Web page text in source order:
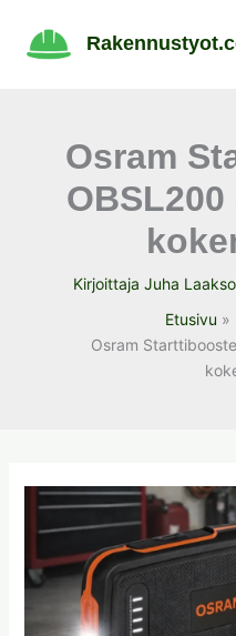
sisältöön
Osram
Kirjoittaja Juha
Etusivu
Osram